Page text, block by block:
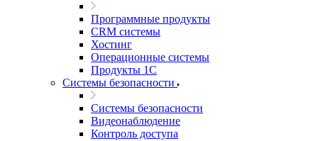
Программные продукты
CRM системы
Хостинг
Операционные системы
Продукты 1С
Системы безопасности
Системы безопасности
Видеонаблюдение
Контроль доступа